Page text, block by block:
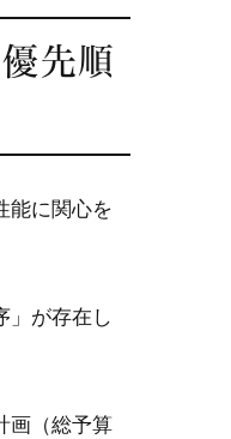
先順
能に関心を
」が存在し
画（総予算